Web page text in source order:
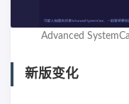
Advanced
新版变化